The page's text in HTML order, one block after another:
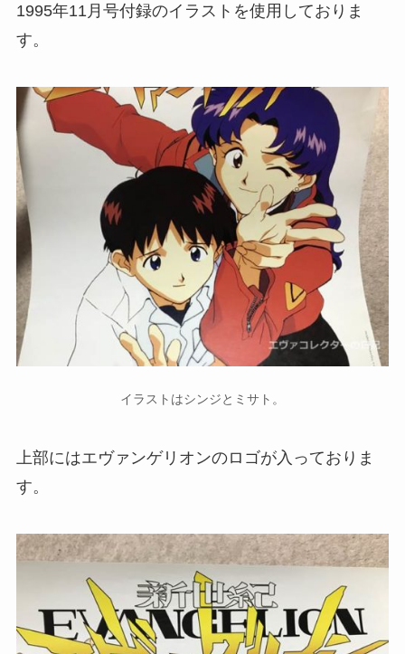
1995年11月号付録のイラストを使用しておりま
す。
イラストはシンジとミサト。
上部にはエヴァンゲリオンのロゴが入っておりま
す。